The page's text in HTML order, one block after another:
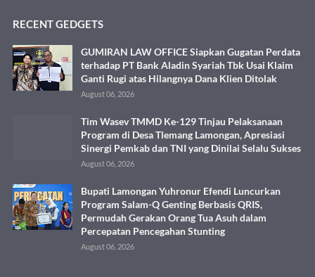
RECENT GEDGETS
GUMIRAN LAW OFFICE Siapkan Gugatan Perdata
terhadap PT Bank Aladin Syariah Tbk Usai Klaim
Ganti Rugi atas Hilangnya Dana Klien Ditolak
August 06, 2026
Tim Wasev TMMD Ke-129 Tinjau Pelaksanaan
Program di Desa Tlemang Lamongan, Apresiasi
Sinergi Pemkab dan TNI yang Dinilai Selalu Sukses
August 06, 2026
Bupati Lamongan Yuhronur Efendi Luncurkan
Program Salam-Q Genting Berbasis QRIS,
Permudah Gerakan Orang Tua Asuh dalam
Percepatan Pencegahan Stunting
August 06, 2026